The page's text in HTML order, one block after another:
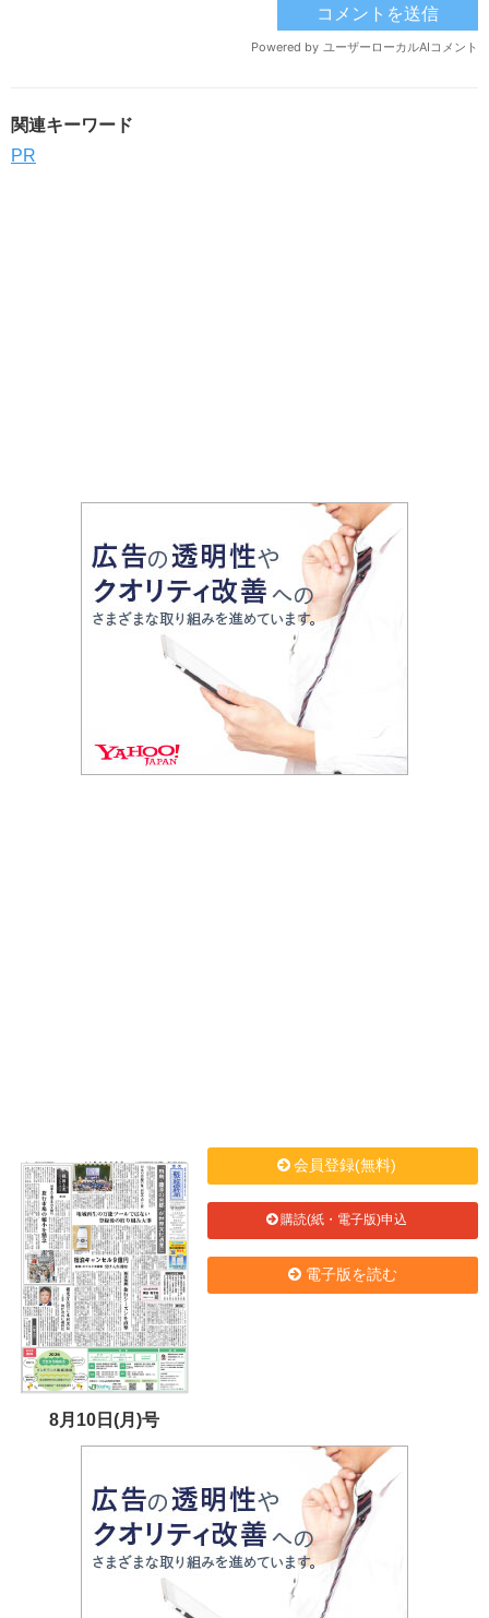
関連キーワード
PR
8月10日(月)号
会員登録(無料)
購読(紙・電子版)申込
電子版を読む